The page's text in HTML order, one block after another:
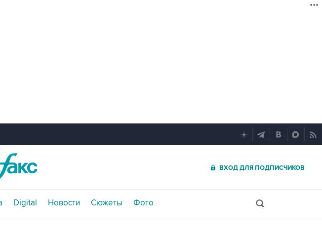
ВХОД ДЛЯ ПОДПИСЧИКОВ
Digital Новости Сюжеты Фото